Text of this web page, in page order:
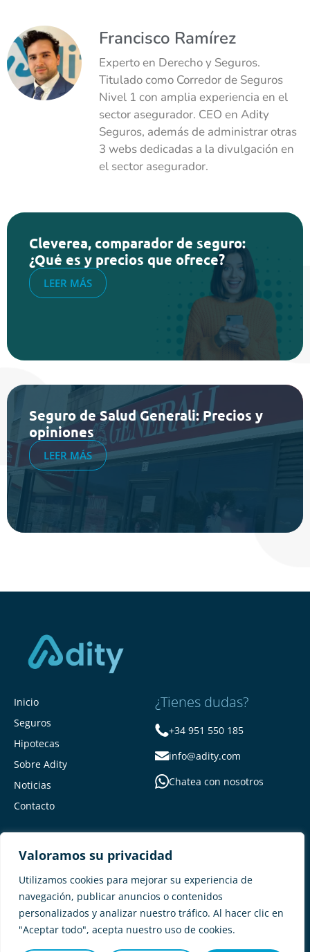
Valoramos su privacidad
Utilizamos cookies para mejorar su experiencia de
navegación, publicar anuncios o contenidos
personalizados y analizar nuestro tráfico. Al hacer clic en
"Aceptar todo", acepta nuestro uso de cookies.
Francisco Ramírez
Experto en Derecho y Seguros.
Titulado como Corredor de Seguros
Nivel 1 con amplia experiencia en el
sector asegurador. CEO en Adity
Seguros, además de administrar otras
3 webs dedicadas a la divulgación en
el sector asegurador.
Cleverea, comparador de seguro:
¿Qué es y precios que ofrece?
LEER MÁS
Seguro de Salud Generali: Precios y
opiniones
LEER MÁS
Inicio
Seguros
Hipotecas
Sobre Adity
Noticias
Contacto
¿Tienes dudas?
+34 951 550 185
info@adity.com
Chatea con nosotros
Adity Seguros – Mapa del Sitio –